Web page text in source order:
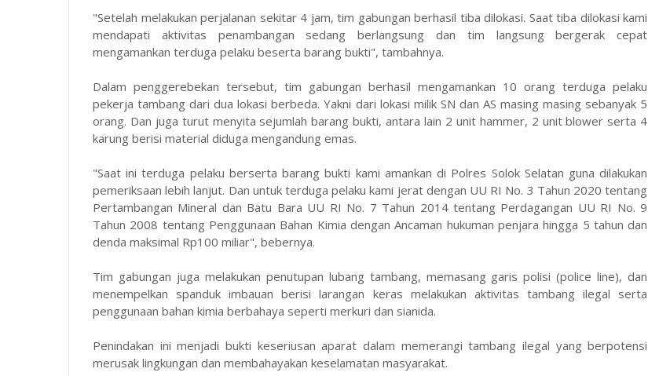
"Setelah melakukan perjalanan sekitar 4 jam, tim gabungan berhasil tiba dilokasi. Saat tiba dilokasi kami
mendapati aktivitas penambangan sedang berlangsung dan tim langsung bergerak cepat
mengamankan terduga pelaku beserta barang bukti", tambahnya.
Dalam penggerebekan tersebut, tim gabungan berhasil mengamankan 10 orang terduga pelaku
pekerja tambang dari dua lokasi berbeda. Yakni dari lokasi milik SN dan AS masing masing sebanyak 5
orang. Dan juga turut menyita sejumlah barang bukti, antara lain 2 unit hammer, 2 unit blower serta 4
karung berisi material diduga mengandung emas.
"Saat ini terduga pelaku berserta barang bukti kami amankan di Polres Solok Selatan guna dilakukan
pemeriksaan lebih lanjut. Dan untuk terduga pelaku kami jerat dengan UU RI No. 3 Tahun 2020 tentang
Pertambangan Mineral dan Batu Bara UU RI No. 7 Tahun 2014 tentang Perdagangan UU RI No. 9
Tahun 2008 tentang Penggunaan Bahan Kimia dengan Ancaman hukuman penjara hingga 5 tahun dan
denda maksimal Rp100 miliar", bebernya.
Tim gabungan juga melakukan penutupan lubang tambang, memasang garis polisi (police line), dan
menempelkan spanduk imbauan berisi larangan keras melakukan aktivitas tambang ilegal serta
penggunaan bahan kimia berbahaya seperti merkuri dan sianida.
Penindakan ini menjadi bukti keseriusan aparat dalam memerangi tambang ilegal yang berpotensi
merusak lingkungan dan membahayakan keselamatan masyarakat.